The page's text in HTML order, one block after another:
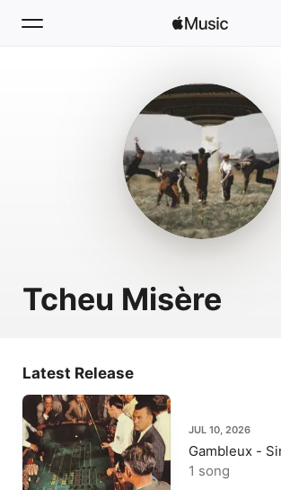
Install Apple Music
Tcheu Misère
Latest Release
JUL 10, 2026
Gambleux -
1 song